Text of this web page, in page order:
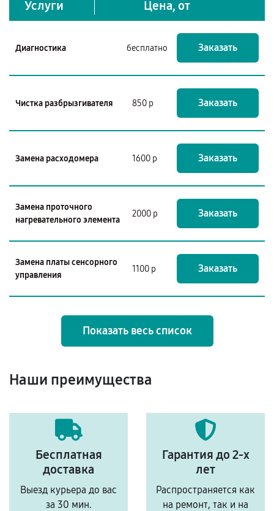
Услуги Цена, от
Диагностика бесплатно Заказать
Чистка разбрызгивателя 850 р Заказать
Замена расходомера 1600 р Заказать
Замена проточного
нагревательного элемента
2000 р Заказать
Замена платы сенсорного
управления
1100 р Заказать
Показать весь список
Наши преимущества
Бесплатная
доставка
Выезд курьера до вас
за 30 мин.
Гарантия до 2-х
лет
Распространяется как
на ремонт, так и на